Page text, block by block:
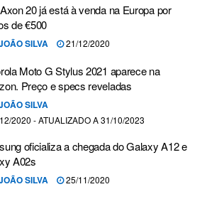
20 já está à venda na Europa por
de €500
SILVA 21/12/2020
Moto G Stylus 2021 aparece na
Preço e specs reveladas
SILVA
2020 - ATUALIZADO A 31/10/2023
oficializa a chegada do Galaxy A12 e
A02s
SILVA 25/11/2020